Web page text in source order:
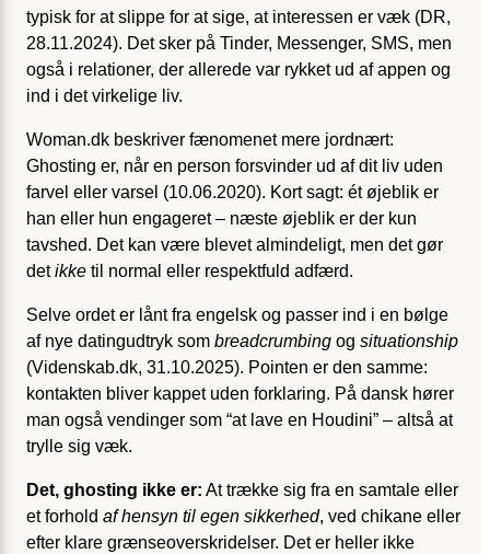
typisk for at slippe for at sige, at interessen er væk (DR,
28.11.2024). Det sker på Tinder, Messenger, SMS, men
også i relationer, der allerede var rykket ud af appen og
ind i det virkelige liv.
Woman.dk beskriver fænomenet mere jordnært:
Ghosting er, når en person forsvinder ud af dit liv uden
farvel eller varsel (10.06.2020). Kort sagt: ét øjeblik er
han eller hun engageret – næste øjeblik er der kun
tavshed. Det kan være blevet almindeligt, men det gør
detikke til normal eller respektfuld adfærd.
Selve ordet er lånt fra engelsk og passer ind i en bølge
af nye datingudtryk som breadcrumbing og situationship
(Videnskab.dk, 31.10.2025). Pointen er den samme:
kontakten bliver kappet uden forklaring. På dansk hører
man også vendinger som “at lave en Houdini” – altså at
trylle sig væk.
Det, ghosting ikke er: At trække sig fra en samtale eller
et forhold af hensyn til egen sikkerhed, ved chikane eller
efter klare grænseoverskridelser. Det er heller ikke